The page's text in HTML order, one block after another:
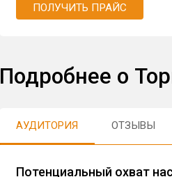
ПОЛУЧИТЬ ПРАЙС
Подробнее о
АУДИТОРИЯ ОТЗЫВЫ
Потенциальный охват